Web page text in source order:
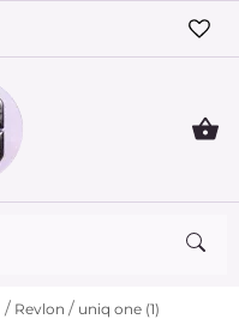
Revlon uniq one (1)